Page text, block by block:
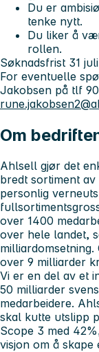
Du er
tenke nytt.
Du liker å
rollen.
Søknadsfrist 31
For eventuelle
Jakobsen på tlf
Om
Ahlsell gjør det
bredt sortiment
personlig
over 1400
over hele landet,
over 9 milliarder
Vi er en del av et
50 milliarder
medarbeidere.
skal kutte utslipp
Scope 3 med
visjon om å